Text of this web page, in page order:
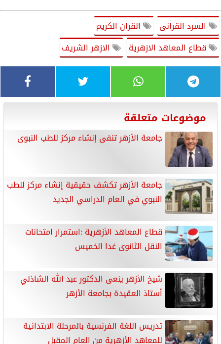
السرد القرانى
القران الكريم
قطاع المعاهد الازهرية
الازهر الشريف
موضوعات متعلقة
جامعة الأزهر تنفى إنشاء مركز للطب النبوى
جامعة الأزهر تكشف حقيقية إنشاء مركز للطب
النبوي في العام الدراسي الجديد
قطاع المعاهد الأزهرية :استمرار امتحانات
النقل الثانوى غدا الخميس
شيخ الأزهر ينعى الدكتور عبد الله الشاذلي
أستاذ العقيدة بجامعة الأزهر
تدريس اللغة الفرنسية بالمرحلة الابتدائية
للمعاهد الأزهرية من العام المقبل